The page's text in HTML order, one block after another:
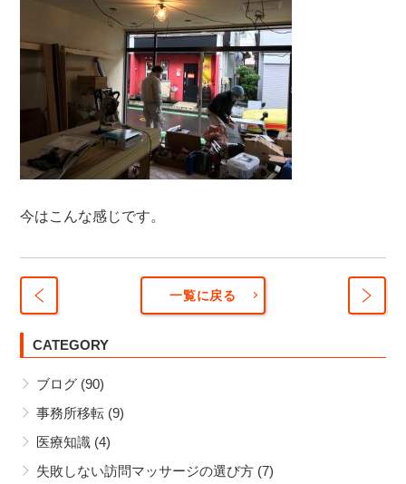
今はこんな感じです。
社員
術見
学、
実施
中
一覧に戻る
CATEGORY
ブログ (90)
事務所移転 (9)
医療知識 (4)
失敗しない訪問マッサージの選び方 (7)